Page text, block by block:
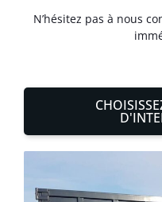
N’hésitez pas à nous